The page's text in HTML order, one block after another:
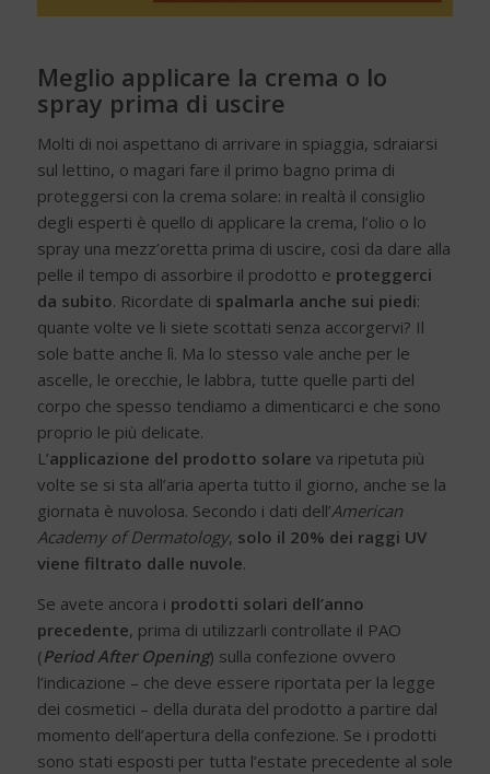
Meglio applicare la crema o lo
spray prima di uscire
Molti di noi aspettano di arrivare in spiaggia, sdraiarsi
sul lettino, o magari fare il primo bagno prima di
proteggersi con la crema solare: in realtà il consiglio
degli esperti è quello di applicare la crema, l’olio o lo
spray una mezz’oretta prima di uscire, così da dare alla
pelle il tempo di assorbire il prodotto e proteggerci
da subito. Ricordate di spalmarla anche sui piedi:
quante volte ve li siete scottati senza accorgervi? Il
sole batte anche lì. Ma lo stesso vale anche per le
ascelle, le orecchie, le labbra, tutte quelle parti del
corpo che spesso tendiamo a dimenticarci e che sono
proprio le più delicate.
L’applicazione del prodotto solare va ripetuta più
volte se si sta all’aria aperta tutto il giorno, anche se la
giornata è nuvolosa. Secondo i dati dell’American
Academy of Dermatology, solo il 20% dei raggi UV
viene filtrato dalle nuvole.
Se avete ancora i prodotti solari dell’anno
precedente, prima di utilizzarli controllate il PAO
(Period After Opening) sulla confezione ovvero
l’indicazione – che deve essere riportata per la legge
dei cosmetici – della durata del prodotto a partire dal
momento dell’apertura della confezione. Se i prodotti
sono stati esposti per tutta l’estate precedente al sole